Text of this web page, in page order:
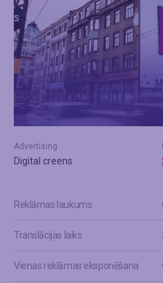
Advertising
Digital creens
Reklāmas laukums
Translācijas laiks
Vienas reklāmas eksponēšana